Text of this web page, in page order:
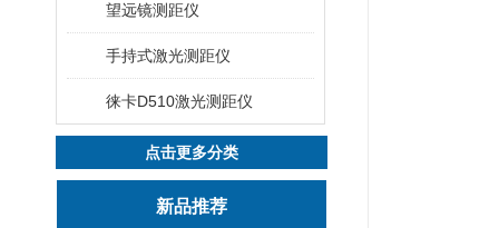
望远镜测距仪
手持式激光测距仪
徕卡D510激光测距仪
点击更多分类
新品推荐